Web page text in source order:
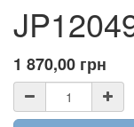
1 870,00 грн